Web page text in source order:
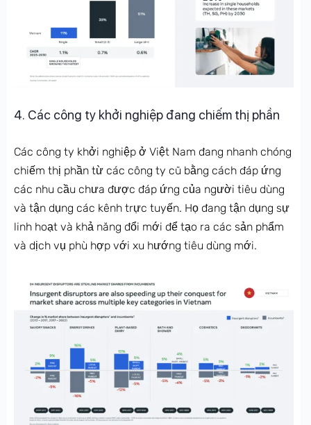
4. Các công ty khởi nghiệp đang chiếm thị phần
Các công ty khởi nghiệp ở Việt Nam đang nhanh chóng
chiếm thị phần từ các công ty cũ bằng cách đáp ứng
các nhu cầu chưa được đáp ứng của người tiêu dùng
và tận dụng các kênh trực tuyến. Họ đang tận dụng sự
linh hoạt và khả năng đổi mới để tạo ra các sản phẩm
và dịch vụ phù hợp với xu hướng tiêu dùng mới.